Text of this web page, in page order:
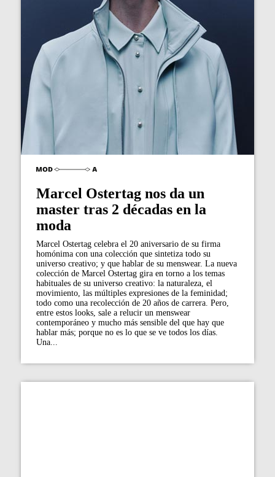
Marcel Ostertag nos da un
master tras 2 décadas en la
moda
Marcel Ostertag celebra el 20 aniversario de su firma
homónima con una colección que sintetiza todo su
universo creativo; y que hablar de su menswear. La nueva
colección de Marcel Ostertag gira en torno a los temas
habituales de su universo creativo: la naturaleza, el
movimiento, las múltiples expresiones de la feminidad;
todo como una recolección de 20 años de carrera. Pero,
entre estos looks, sale a relucir un menswear
contemporáneo y mucho más sensible del que hay que
hablar más; porque no es lo que se ve todos los días.
Una...